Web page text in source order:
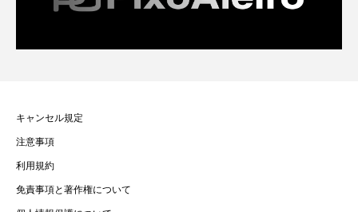
キャンセル規定
注意事項
利用規約
免責事項と著作権について